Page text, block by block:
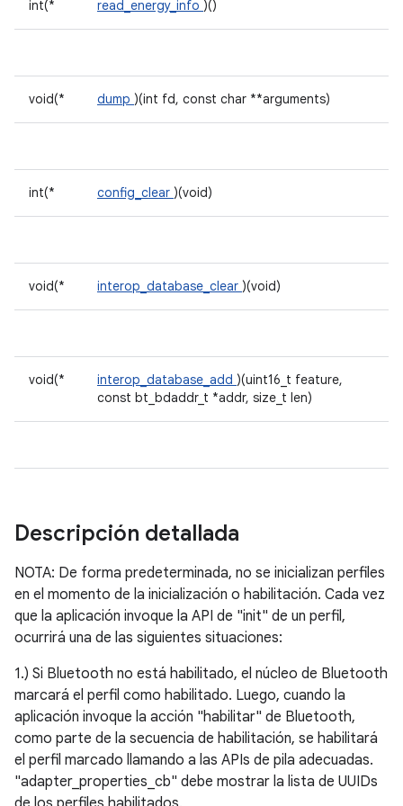
int(* read_energy_info )()
void(* dump )(int fd, const char **arguments)
int(* config_clear )(void)
void(* interop_database_clear )(void)
void(* interop_database_add )(uint16_t feature,
const bt_bdaddr_t *addr, size_t len)
Descripción detallada
NOTA: De forma predeterminada, no se inicializan perfiles
en el momento de la inicialización o habilitación. Cada vez
que la aplicación invoque la API de "init" de un perfil,
ocurrirá una de las siguientes situaciones:
1.) Si Bluetooth no está habilitado, el núcleo de Bluetooth
marcará el perfil como habilitado. Luego, cuando la
aplicación invoque la acción "habilitar" de Bluetooth,
como parte de la secuencia de habilitación, se habilitará
el perfil marcado llamando a las APIs de pila adecuadas.
"adapter_properties_cb" debe mostrar la lista de UUIDs